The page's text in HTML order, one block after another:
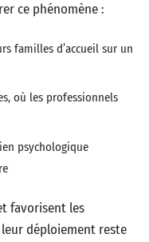
ce phénomène :
familles d’accueil sur un
où les professionnels
psychologique
favorisent les
déploiement reste